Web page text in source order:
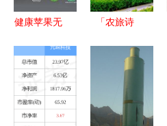
健康苹果无
防火、防
合一的安全
「农旅诗
南 农业生
味的无缝烫